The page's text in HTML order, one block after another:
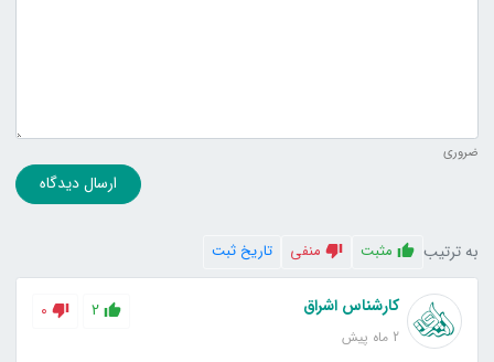
ضروری
ارسال دیدگاه
به ترتیب مثبت منفی تاریخ ثبت
کارشناس اشراق
2 ماه پیش
2
0